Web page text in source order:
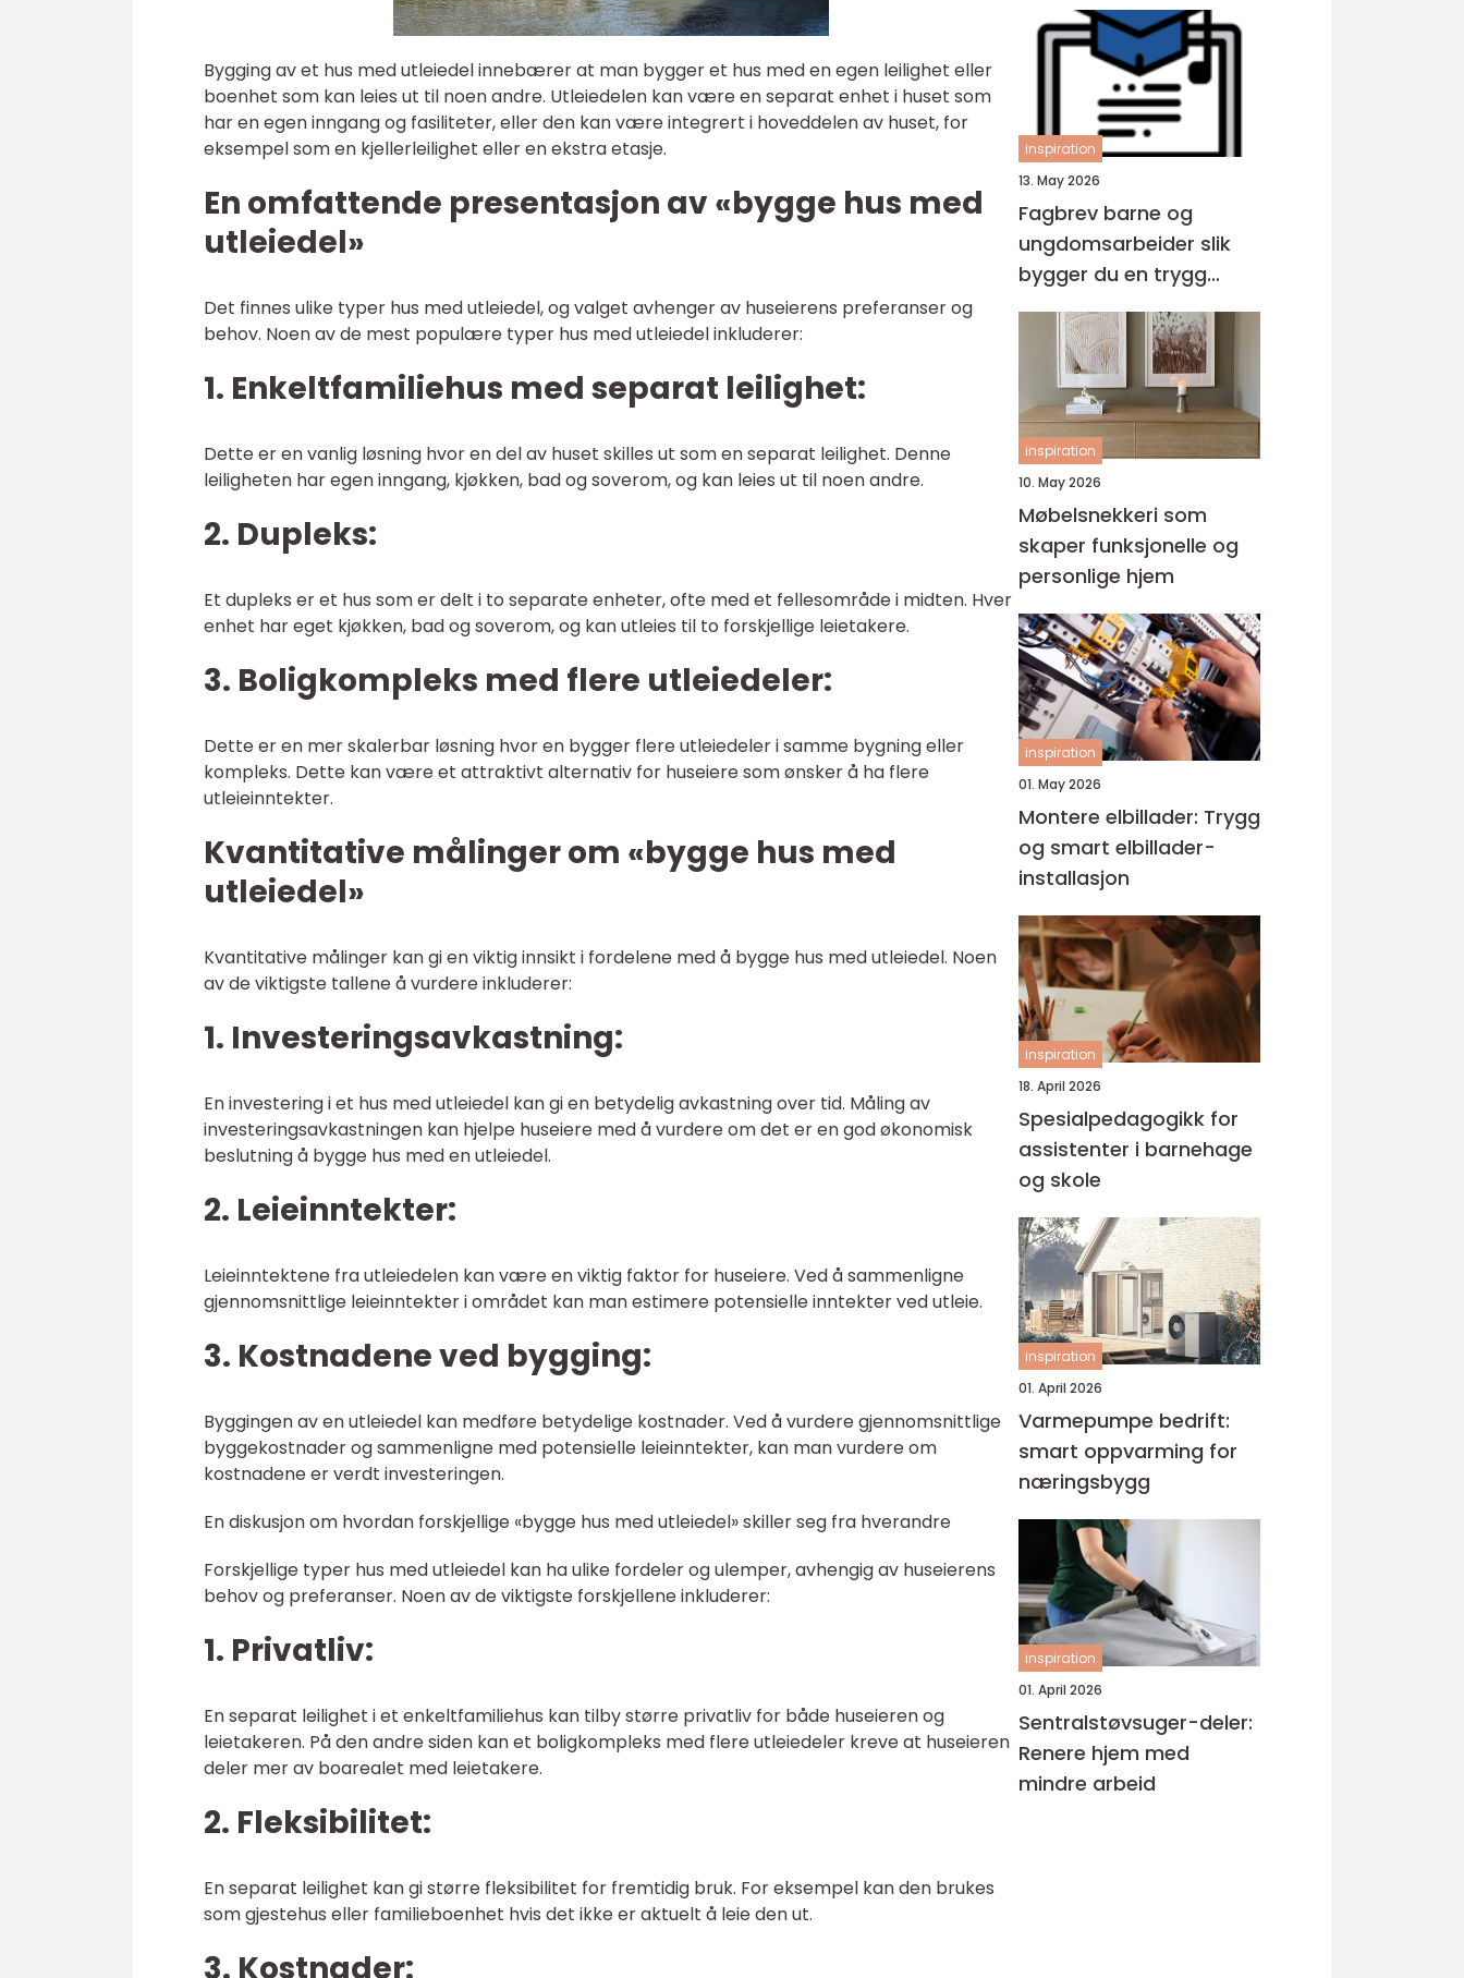
Bygging av et hus med utleiedel innebærer at man bygger et hus med en egen leilighet eller
boenhet som kan leies ut til noen andre. Utleiedelen kan være en separat enhet i huset som
har en egen inngang og fasiliteter, eller den kan være integrert i hoveddelen av huset, for
eksempel som en kjellerleilighet eller en ekstra etasje.
En omfattende presentasjon av «bygge hus med
utleiedel»
Det finnes ulike typer hus med utleiedel, og valget avhenger av huseierens preferanser og
behov. Noen av de mest populære typer hus med utleiedel inkluderer:
1. Enkeltfamiliehus med separat leilighet:
Dette er en vanlig løsning hvor en del av huset skilles ut som en separat leilighet. Denne
leiligheten har egen inngang, kjøkken, bad og soverom, og kan leies ut til noen andre.
2. Dupleks:
Et dupleks er et hus som er delt i to separate enheter, ofte med et fellesområde i midten. Hver
enhet har eget kjøkken, bad og soverom, og kan utleies til to forskjellige leietakere.
3. Boligkompleks med flere utleiedeler:
Dette er en mer skalerbar løsning hvor en bygger flere utleiedeler i samme bygning eller
kompleks. Dette kan være et attraktivt alternativ for huseiere som ønsker å ha flere
utleieinntekter.
Kvantitative målinger om «bygge hus med
utleiedel»
Kvantitative målinger kan gi en viktig innsikt i fordelene med å bygge hus med utleiedel. Noen
av de viktigste tallene å vurdere inkluderer:
1. Investeringsavkastning:
En investering i et hus med utleiedel kan gi en betydelig avkastning over tid. Måling av
investeringsavkastningen kan hjelpe huseiere med å vurdere om det er en god økonomisk
beslutning å bygge hus med en utleiedel.
2. Leieinntekter:
Leieinntektene fra utleiedelen kan være en viktig faktor for huseiere. Ved å sammenligne
gjennomsnittlige leieinntekter i området kan man estimere potensielle inntekter ved utleie.
3. Kostnadene ved bygging:
Byggingen av en utleiedel kan medføre betydelige kostnader. Ved å vurdere gjennomsnittlige
byggekostnader og sammenligne med potensielle leieinntekter, kan man vurdere om
kostnadene er verdt investeringen.
En diskusjon om hvordan forskjellige «bygge hus med utleiedel» skiller seg fra hverandre
Forskjellige typer hus med utleiedel kan ha ulike fordeler og ulemper, avhengig av huseierens
behov og preferanser. Noen av de viktigste forskjellene inkluderer:
1. Privatliv:
En separat leilighet i et enkeltfamiliehus kan tilby større privatliv for både huseieren og
leietakeren. På den andre siden kan et boligkompleks med flere utleiedeler kreve at huseieren
deler mer av boarealet med leietakere.
2. Fleksibilitet:
En separat leilighet kan gi større fleksibilitet for fremtidig bruk. For eksempel kan den brukes
som gjestehus eller familieboenhet hvis det ikke er aktuelt å leie den ut.
3. Kostnader:
inspiration
13. May 2026
Fagbrev barne og
ungdomsarbeider slik
bygger du en trygg
karriere med barn og
unge
inspiration
10. May 2026
Møbelsnekkeri som
skaper funksjonelle og
personlige hjem
inspiration
01. May 2026
Montere elbillader: Trygg
og smart elbillader-
installasjon
inspiration
18. April 2026
Spesialpedagogikk for
assistenter i barnehage
og skole
inspiration
01. April 2026
Varmepumpe bedrift:
smart oppvarming for
næringsbygg
inspiration
01. April 2026
Sentralstøvsuger-deler:
Renere hjem med
mindre arbeid